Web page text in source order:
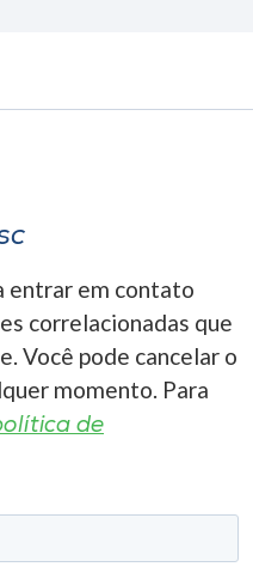
entrar em contato
correlacionadas que
Você pode cancelar o
momento. Para
de